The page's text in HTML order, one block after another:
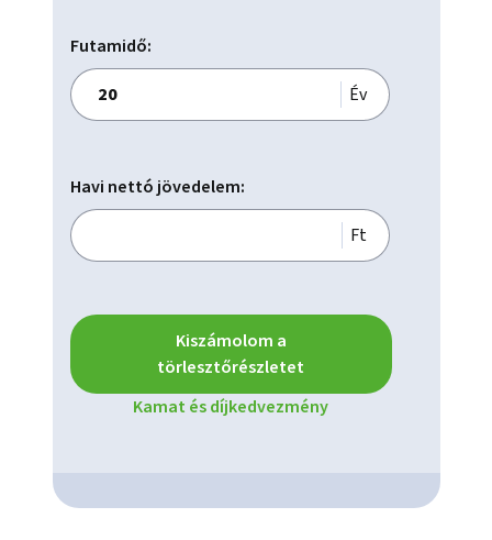
Futamidő:
Év
Havi nettó jövedelem:
Ft
Kiszámolom a
törlesztőrészletet
Kamat és díjkedvezmény